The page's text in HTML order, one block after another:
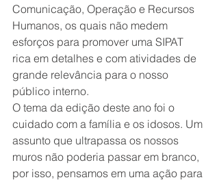
Comunicação, Operação e Recursos
Humanos, os quais não medem
esforços para promover uma SIPAT
rica em detalhes e com atividades de
grande relevância para o nosso
público interno.
O tema da edição deste ano foi o
cuidado com a família e os idosos. Um
assunto que ultrapassa os nossos
muros não poderia passar em branco,
por isso, pensamos em uma ação para